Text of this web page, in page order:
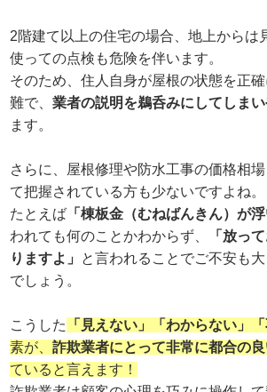
2階建て以上の住宅の場合、地上からは
使っての点検も危険を伴います。
そのため、住人自身が屋根の状態を正
難で、業者の説明を鵜呑みにしてしま
ます。
さらに、屋根修理や防水工事の価格相
て把握されている方も少ないですよね。
たとえば 「棟板金（むねばんきん）が浮
われても何のことかわからず、
「放っ
りますよ」 と言われることでご不安も
でしょう。
こうした 「見えない」「わからない」「
素が、詐欺業者にとって非常に都合の
ていると言えます！